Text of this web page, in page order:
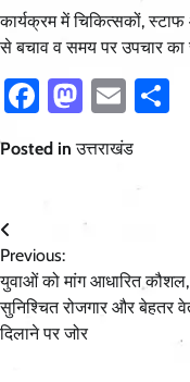
कार्यक्रम में चिकित्सकों,
से बचाव व समय पर उपचार का
Facebook
Email
Posted inउत्तराखंड
Post
navigation
Previous:
युवाओं को मांग आधारित कौशल,
सुनिश्चित रोजगार और बेहतर
दिलाने पर जोर